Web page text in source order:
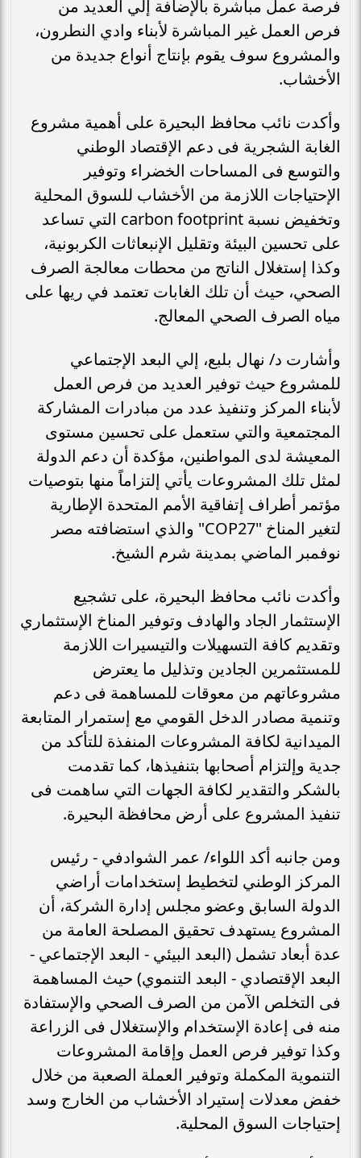
فرصة عمل مباشرة بالإضافة إلي العديد من
فرص العمل غير المباشرة لأبناء وادي النطرون،
والمشروع سوف يقوم بإنتاج أنواع جديدة من
الأخشاب.
وأكدت نائب محافظ البحيرة على أهمية مشروع
الغابة الشجرية فى دعم الإقتصاد الوطني
والتوسع فى المساحات الخضراء وتوفير
الإحتياجات اللازمة من الأخشاب للسوق المحلية
وتخفيض نسبة carbon footprint التي تساعد
على تحسين البيئة وتقليل الإنبعاثات الكربونية،
وكذا إستغلال الناتج من محطات معالجة الصرف
الصحي، حيث أن تلك الغابات تعتمد في ريها على
مياه الصرف الصحي المعالج.
وأشارت د/ نهال بلبع، إلي البعد الإجتماعي
للمشروع حيث توفير العديد من فرص العمل
لأبناء المركز وتنفيذ عدد من مبادرات المشاركة
المجتمعية والتي ستعمل على تحسين مستوى
المعيشة لدى المواطنين، مؤكدة أن دعم الدولة
لمثل تلك المشروعات يأتي إلتزاماً منها بتوصيات
مؤتمر أطراف إتفاقية الأمم المتحدة الإطارية
لتغير المناخ "COP27" والذي استضافته مصر
نوفمبر الماضي بمدينة شرم الشيخ.
وأكدت نائب محافظ البحيرة، على تشجيع
الإستثمار الجاد والهادف وتوفير المناخ الإستثماري
وتقديم كافة التسهيلات والتيسيرات اللازمة
للمستثمرين الجادين وتذليل ما يعترض
مشروعاتهم من معوقات للمساهمة فى دعم
وتنمية مصادر الدخل القومي مع إستمرار المتابعة
الميدانية لكافة المشروعات المنفذة للتأكد من
جدية وإلتزام أصحابها بتنفيذها، كما تقدمت
بالشكر والتقدير لكافة الجهات التي ساهمت فى
تنفيذ المشروع على أرض محافظة البحيرة.
ومن جانبه أكد اللواء/ عمر الشوادفي - رئيس
المركز الوطني لتخطيط إستخدامات أراضي
الدولة السابق وعضو مجلس إدارة الشركة، أن
المشروع يستهدف تحقيق المصلحة العامة من
عدة أبعاد تشمل (البعد البيئي - البعد الإجتماعي -
البعد الإقتصادي - البعد التنموي) حيث المساهمة
فى التخلص الآمن من الصرف الصحي والإستفادة
منه فى إعادة الإستخدام والإستغلال فى الزراعة
وكذا توفير فرص العمل وإقامة المشروعات
التنموية المكملة وتوفير العملة الصعبة من خلال
خفض معدلات إستيراد الأخشاب من الخارج وسد
إحتياجات السوق المحلية.